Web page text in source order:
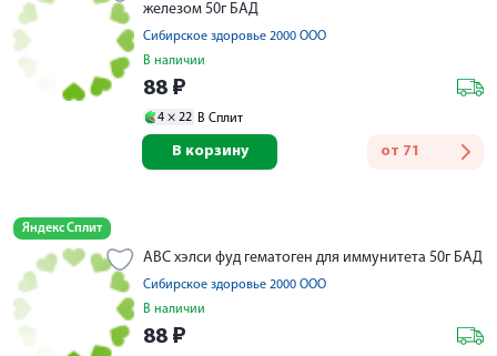
железом 50г БАД
Сибирское здоровье 2000 ООО
В наличии
88 ₽
4 × 22 В Сплит
от 71
В корзину
Яндекс Сплит
АВС хэлси фуд гематоген для иммунитета 50г БАД
Сибирское здоровье 2000 ООО
В наличии
88 ₽